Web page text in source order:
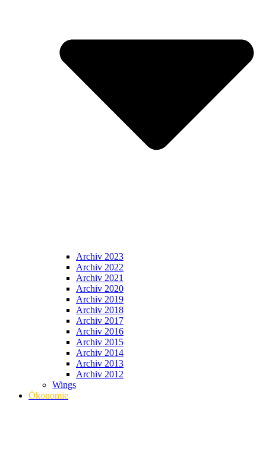
Archiv 2023
Archiv 2022
Archiv 2021
Archiv 2020
Archiv 2019
Archiv 2018
Archiv 2017
Archiv 2016
Archiv 2015
Archiv 2014
Archiv 2013
Archiv 2012
Wings
Ökonomie